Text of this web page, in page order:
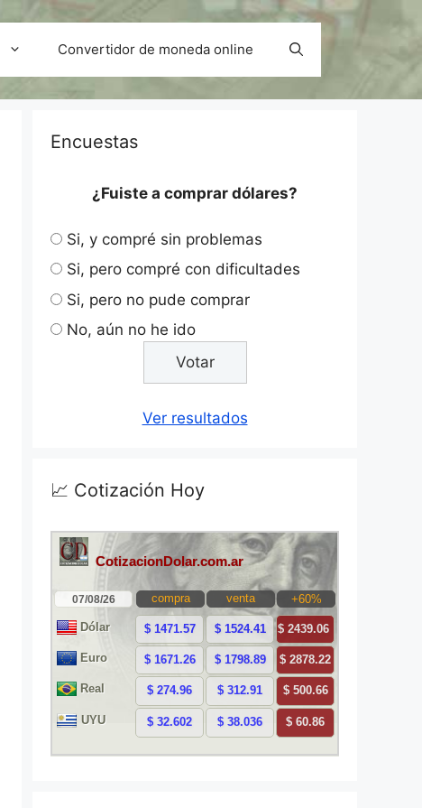
Convertidor de moneda online
Encuestas
¿Fuiste a comprar dólares?
Si, y compré sin problemas
Si, pero compré con dificultades
Si, pero no pude comprar
No, aún no he ido
Ver resultados
📈 Cotización Hoy